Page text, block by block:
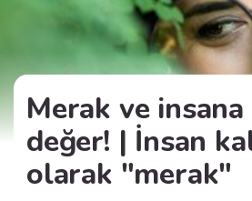
Merak ve insana
değer! | İnsan
olarak "merak"